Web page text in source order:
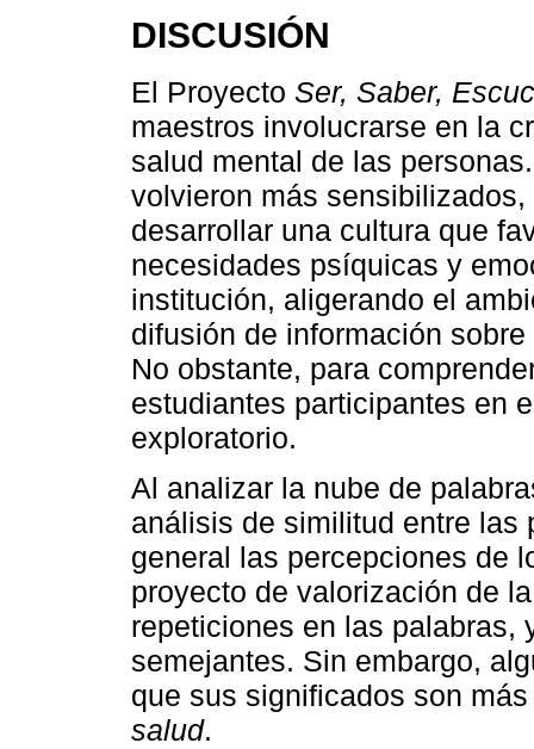
DISCUSIÓN
El Proyecto Ser, Saber,
maestros involucrarse en la
salud mental de las
volvieron más
desarrollar una cultura que
necesidades psíquicas y
institución, aligerando el
difusión de información
No obstante, para
estudiantes participantes en
exploratorio.
Al analizar la nube de
análisis de similitud entre las
general las percepciones de
proyecto de valorización de
repeticiones en las palabras,
semejantes. Sin embargo,
que sus significados son
salud.